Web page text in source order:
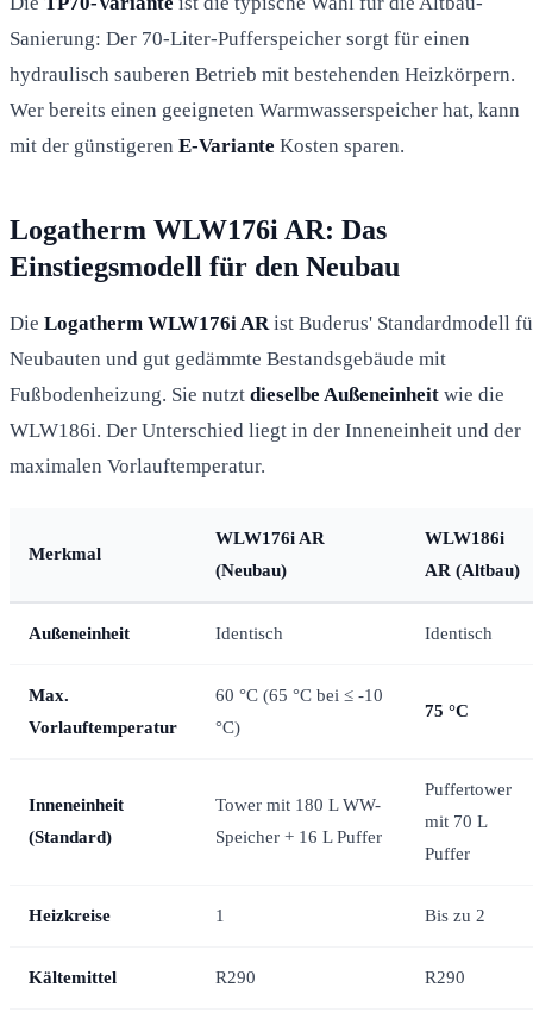
Sanierung: Der 70-Liter-Pufferspeicher sorgt für einen
hydraulisch sauberen Betrieb mit bestehenden Heizkörpern.
Wer bereits einen geeigneten Warmwasserspeicher hat, kann
mit der günstigeren E-Variante Kosten sparen.
Logatherm WLW176i AR: Das
Einstiegsmodell für den Neubau
Die Logatherm WLW176i AR ist Buderus' Standardmodell
Neubauten und gut gedämmte Bestandsgebäude mit
Fußbodenheizung. Sie nutzt dieselbe Außeneinheit wie die
WLW186i. Der Unterschied liegt in der Inneneinheit und der
maximalen Vorlauftemperatur.
Merkmal
WLW176i AR
(Neubau)
WLW186i
AR (Altbau)
Außeneinheit Identisch Identisch
Max.
Vorlauftemperatur
60 °C (65 °C bei ≤ -10
°C)
75 °C
Inneneinheit
(Standard)
Tower mit 180 L WW-
Speicher + 16 L Puffer
Puffertower
mit 70 L
Puffer
Heizkreise 1 Bis zu 2
Kältemittel R290 R290